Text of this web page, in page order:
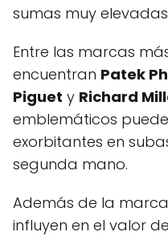
sumas muy
Entre las marcas
encuentran Patek
Piguet y Richard
emblemáticos
exorbitantes en
segunda mano.
Además de la
influyen en el valor